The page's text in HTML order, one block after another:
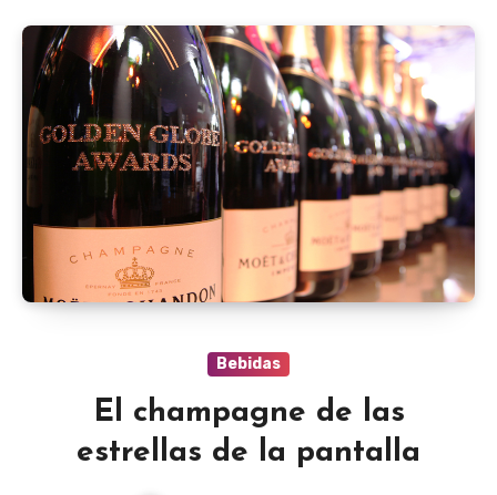
Bebidas
El champagne de las
estrellas de la pantalla